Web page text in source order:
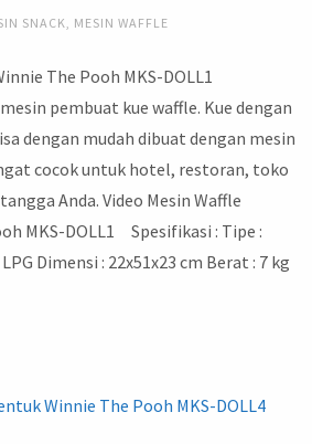
SNACK MESIN WAFFLE
The Pooh MKS-DOLL1
pembuat kue waffle. Kue dengan
dengan mudah dibuat dengan mesin
cocok untuk hotel, restoran, toko
Anda. Video Mesin Waffle
MKS-DOLL1 Spesifikasi : Tipe :
Dimensi : 22x51x23 cm Berat : 7 kg